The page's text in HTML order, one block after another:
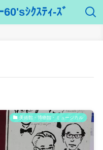
ｼｸｽﾃｨ-ｽﾞ
美術館・博物館・ミュージカル